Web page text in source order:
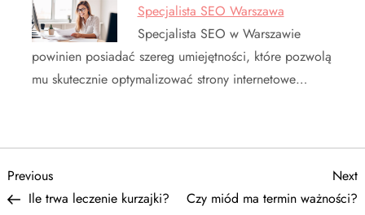
Specjalista SEO Warszawa
Specjalista SEO w Warszawie
powinien posiadać szereg umiejętności, które pozwolą
mu skutecznie optymalizować strony internetowe…
N
Previous
Post
Previous
Ile trwa leczenie kurzajki?
Next
Czy miód ma termin ważności?